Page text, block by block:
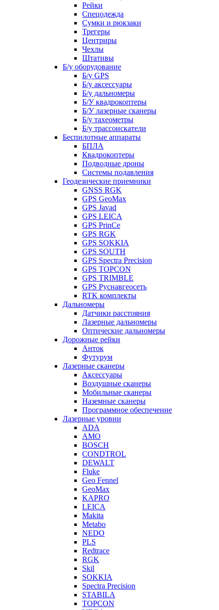
Рейки
Спецодежда
Сумки и рюкзаки
Трегеры
Центриры
Чехлы
Штативы
Б/у оборудование
Б/у GPS
Б/у аксессуары
Б/у дальномеры
Б/У квадрокоптеры
Б/У лазерные сканеры
Б/у тахеометры
Б/у трассоискатели
Беспилотные аппараты
БПЛА
Квадрокоптеры
Подводные дроны
Системы подавления
Геодезические приемники
GNSS RGK
GPS GeoMax
GPS Javad
GPS LEICA
GPS PrinCe
GPS RGK
GPS SOKKIA
GPS SOUTH
GPS Spectra Precision
GPS TOPCON
GPS TRIMBLE
GPS Руснавгеосеть
RTK комплекты
Дальномеры
Датчики расстояния
Лазерные дальномеры
Оптические дальномеры
Дорожные рейки
Анток
Футурум
Лазерные сканеры
Аксессуары
Воздушные сканеры
Мобильные сканеры
Наземные сканеры
Программное обеспечение
Лазерные уровни
ADA
AMO
BOSCH
CONDTROL
DEWALT
Fluke
Geo Fennel
GeoMax
KAPRO
LEICA
Makita
Metabo
NEDO
PLS
Redtrace
RGK
Skil
SOKKIA
Spectra Precision
STABILA
TOPCON